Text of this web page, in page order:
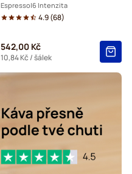
Espresso 6 Intenzita
4.9(68)
542,00 Kč
10,84 Kč / šálek